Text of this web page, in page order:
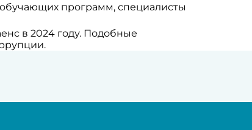
программ, специалисты
в 2024 году. Подобные